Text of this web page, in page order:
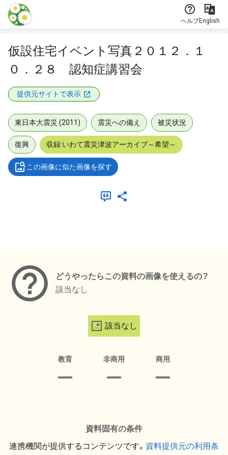
本文に飛ぶ
ヘルプEnglish
仮設住宅イベント写真２０１２．１
０．２８ 認知症講習会
提供元サイトで表示
東日本大震災 (2011) 震災への備え 被災状況
復興 収録:いわて震災津波アーカイブ～希望～
この画像に似た画像を探す
どうやったらこの資料の画像を使えるの？
該当なし
該当なし
教育 非商用 商用
資料固有の条件
連携機関が提供するコンテンツです。 資料提供元の利用条